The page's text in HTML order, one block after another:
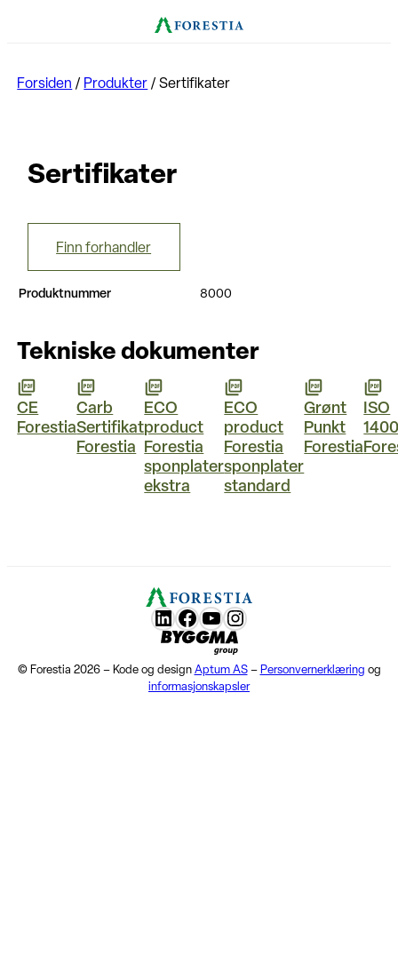
Forsiden / Produkter /Sertifikater
Sertifikater
Finn forhandler
Produktnummer 8000
Tekniske dokumenter
CE
Forestia
Carb
Sertifikat
Forestia
ECO
product
Forestia
sponplater
ekstra
ECO
product
Forestia
sponplater
standard
Grønt
Punkt
Forestia
ISO
LunkedIn
Facebook
YouTube
Instagram
Byggma group
© Forestia 2026 – Kode og design Aptum AS– Personvernerklæring og
informasjonskapsler